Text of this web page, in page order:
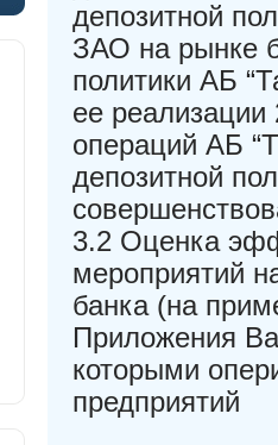
депозитной
ЗАО на рынке
политики АБ
ее
операций АБ
депозитной
3.2 Оценка
мероприятий
банка (на
Приложения
которыми
предприятий